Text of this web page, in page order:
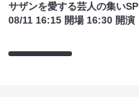
サザンを愛する芸人の集いSP
08/11 16:15 開場 16:30 開演